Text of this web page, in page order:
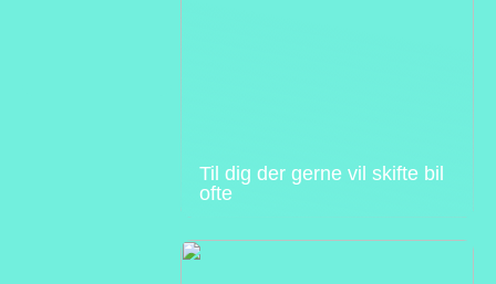
Til dig der gerne vil skifte bil
ofte